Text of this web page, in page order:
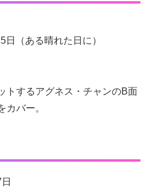
（ある晴れた日に）
トするアグネス・チャンのB面
カバー。